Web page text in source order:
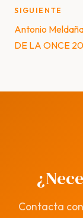
SIGUIENTE
Antonio
DE LA ONCE
Contacta